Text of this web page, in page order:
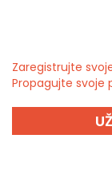
Zaregistrujte
Propagujte svoje